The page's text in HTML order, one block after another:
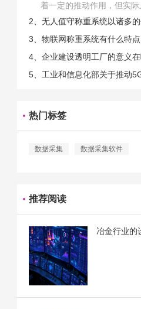
着一定的推动作用，但实
中，能够推动相关产业发展
的。那么为什么企业一定需
2、无人值守称重系统以诸多
3、物联网称重系统有什么特点
4、企业建设透明工厂的意义在
5、工业和信息化部关于推动
热门标签
数据采集 数据采集软件
推荐阅读
冶金行业的